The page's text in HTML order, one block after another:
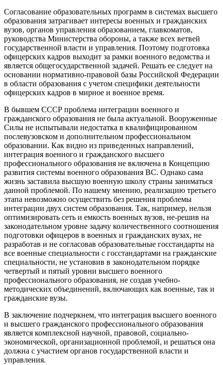
Согласование образовательных программ в системах высшего
образования затрагивает интересы военных и гражданских
вузов, органов управления образованием, главкоматов,
руководства Министерства обороны, а также всех ветвей
государственной власти и управления. Поэтому подготовка
офицерских кадров выходит за рамки военного ведомства и
является общегосударственной задачей. Решать ее следует на
основании нормативно-правовой базы Российской Федерации
в области образования с учетом специфики деятельности
офицерских кадров в мирное и военное время.
В бывшем СССР проблема интеграции военного и
гражданского образования не была актуальной. Вооруженные
Силы не испытывали недостатка в квалифицированном
послевузовском и дополнительном профессиональном
образовании. Как видно из приведенных направлений,
интеграция военного и гражданского высшего
профессионального образования не включена в Концепцию
развития системы военного образования ВС. Однако сама
жизнь заставила высшую военную школу страны заниматься
данной проблемой. По нашему мнению, реализацию третьего
этапа невозможно осуществить без решения проблемы
интеграции двух систем образования. Так, например, нельзя
оптимизировать сеть и емкость военных вузов, не-решив на
законодательном уровне задачу количественного соотношения
подготовки офицеров в военных и гражданских вузах, не
разработав и не согласовав образовательные госстандарты на
все военные специальности с госстандартами на гражданские
специальности, не установив в законодательном порядке
четвертый и пятый уровни высшего военного
профессионального образования, не создав учебно-
методических объединений, включающих как военные, так и
гражданские вузы.
В заключение подчеркнем, что интеграция высшего военного
и высшего гражданского профессионального образования
является комплексной научной, правовой, социально-
экономической, организационной проблемой, и решаться она
должна с участием органов государственной власти и
управления.